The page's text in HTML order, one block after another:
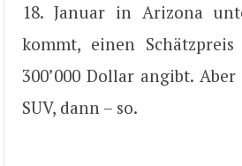
18. Januar in Arizona
kommt, einen Schätzpreis
300’000 Dollar angibt.
SUV, dann – so.